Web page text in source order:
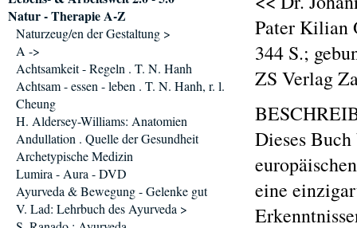
Pater Kilian
344 S.;
ZS Verlag
Dieses
eine
Natur - Therapie A-Z
Naturzeug/en der Gestaltung >
A ->
Achtsamkeit - Regeln . T. N. Hanh
Achtsam - essen - leben . T. N. Hanh, r. l.
Cheung
H. Aldersey-Williams: Anatomien
Andullation . Quelle der Gesundheit
Archetypische Medizin
Lumira - Aura - DVD
Ayurveda & Bewegung - Gelenke gut
V. Lad: Lehrbuch des Ayurveda >